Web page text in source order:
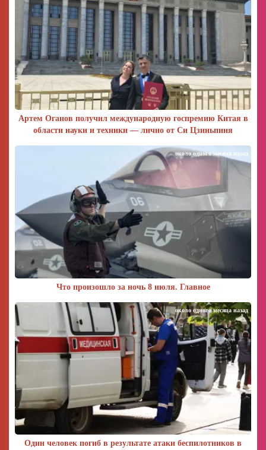
Артем Оганов получил международную госпремию Китая в
области науки и техники — лично от Си Цзиньпиня
Что произошло за ночь 8 июля. Главное
около одного месяца назад
Один человек погиб в результате атаки беспилотников в
около одного месяца назад